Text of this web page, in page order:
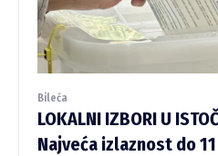
Bileća
LOKALNI IZBORI U
Najveća izlaznost do